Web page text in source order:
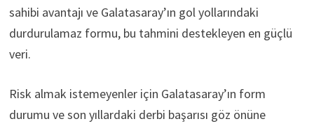
sahibi avantajı ve Galatasaray’ın gol yollarındaki
durdurulamaz formu, bu tahmini destekleyen en güçlü
veri.
Risk almak istemeyenler için Galatasaray’ın form
durumu ve son yıllardaki derbi başarısı göz önüne